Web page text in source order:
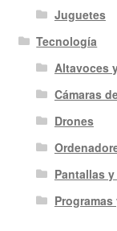
Juguetes
Tecnología
Altavoces
Cámaras
Drones
Pantallas